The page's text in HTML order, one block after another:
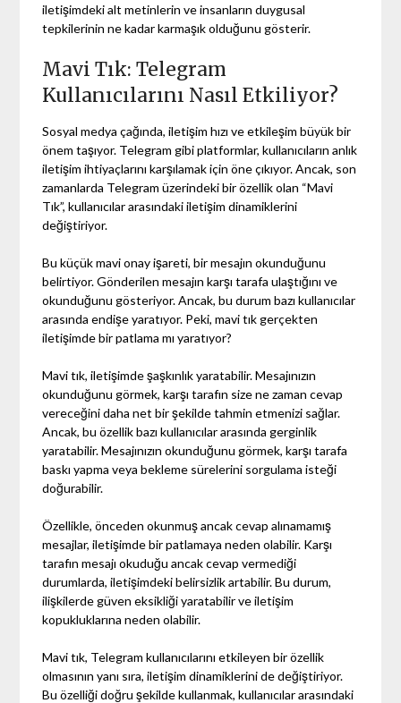
iletişimdeki alt metinlerin ve insanların duygusal
tepkilerinin ne kadar karmaşık olduğunu gösterir.
Mavi Tık: Telegram
Kullanıcılarını Nasıl Etkiliyor?
Sosyal medya çağında, iletişim hızı ve etkileşim büyük bir
önem taşıyor. Telegram gibi platformlar, kullanıcıların anlık
iletişim ihtiyaçlarını karşılamak için öne çıkıyor. Ancak, son
zamanlarda Telegram üzerindeki bir özellik olan “Mavi
Tık”, kullanıcılar arasındaki iletişim dinamiklerini
değiştiriyor.
Bu küçük mavi onay işareti, bir mesajın okunduğunu
belirtiyor. Gönderilen mesajın karşı tarafa ulaştığını ve
okunduğunu gösteriyor. Ancak, bu durum bazı kullanıcılar
arasında endişe yaratıyor. Peki, mavi tık gerçekten
iletişimde bir patlama mı yaratıyor?
Mavi tık, iletişimde şaşkınlık yaratabilir. Mesajınızın
okunduğunu görmek, karşı tarafın size ne zaman cevap
vereceğini daha net bir şekilde tahmin etmenizi sağlar.
Ancak, bu özellik bazı kullanıcılar arasında gerginlik
yaratabilir. Mesajınızın okunduğunu görmek, karşı tarafa
baskı yapma veya bekleme sürelerini sorgulama isteği
doğurabilir.
Özellikle, önceden okunmuş ancak cevap alınamamış
mesajlar, iletişimde bir patlamaya neden olabilir. Karşı
tarafın mesajı okuduğu ancak cevap vermediği
durumlarda, iletişimdeki belirsizlik artabilir. Bu durum,
ilişkilerde güven eksikliği yaratabilir ve iletişim
kopukluklarına neden olabilir.
Mavi tık, Telegram kullanıcılarını etkileyen bir özellik
olmasının yanı sıra, iletişim dinamiklerini de değiştiriyor.
Bu özelliği doğru şekilde kullanmak, kullanıcılar arasındaki